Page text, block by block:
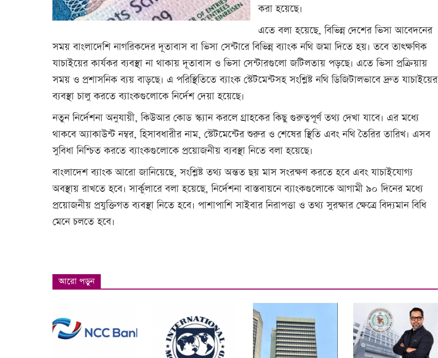
করা হয়েছে।
এতে বলা হয়েছে, বিভিন্ন দেশের ভিসা আবেদনের
সময় বাংলাদেশি নাগরিকদের দূতাবাস বা ভিসা সেন্টারে বিভিন্ন ব্যাংক নথি জমা দিতে হয়। তবে তাৎক্ষণিক
যাচাইয়ের কার্যকর ব্যবস্থা না থাকায় দূতাবাস ও ভিসা সেন্টারগুলো জটিলতায় পড়ছে। এতে ভিসা প্রক্রিয়ায়
সময় ও প্রশাসনিক ব্যয় বাড়ছে। এ পরিস্থিতিতে ব্যাংক স্টেটমেন্টসহ সংশ্লিষ্ট নথি ডিজিটালভাবে দ্রুত যাচাইয়ের
ব্যবস্থা চালু করতে ব্যাংকগুলোকে নির্দেশ দেয়া হয়েছে।
নতুন নির্দেশনা অনুযায়ী, কিউআর কোড স্ক্যান করলে গ্রাহকের কিছু গুরুত্বপূর্ণ তথ্য দেখা যাবে। এর মধ্যে
থাকবে অ্যাকাউন্ট নম্বর, হিসাবধারীর নাম, স্টেটমেন্টের শুরুর ও শেষের স্থিতি এবং নথি তৈরির তারিখ। এসব
সুবিধা নিশ্চিত করতে ব্যাংকগুলোকে প্রয়োজনীয় ব্যবস্থা নিতে বলা হয়েছে।
বাংলাদেশ ব্যাংক আরো জানিয়েছে, সংশ্লিষ্ট তথ্য অন্তত ছয় মাস সংরক্ষণ করতে হবে এবং যাচাইযোগ্য
অবস্থায় রাখতে হবে। সার্কুলারে বলা হয়েছে, নির্দেশনা বাস্তবায়নে ব্যাংকগুলোকে আগামী ৯০ দিনের মধ্যে
প্রয়োজনীয় প্রযুক্তিগত ব্যবস্থা নিতে হবে। পাশাপাশি সাইবার নিরাপত্তা ও তথ্য সুরক্ষার ক্ষেত্রে বিদ্যমান বিধি
মেনে চলতে হবে।
আরো পড়ুন